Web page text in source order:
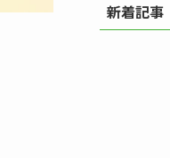
新着記事